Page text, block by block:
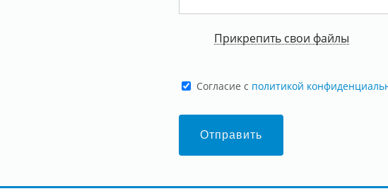
Прикрепить свои файлы
Cогласие с политикой
Отправить